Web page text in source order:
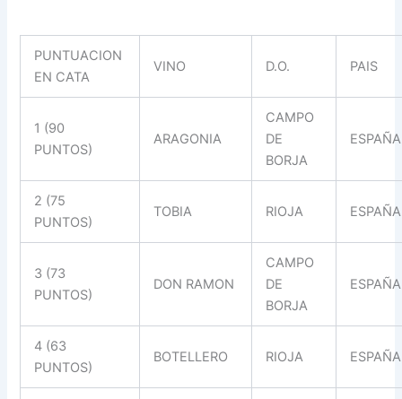
PUNTUACION
EN CATA
VINO D.O. PAIS
1 (90
PUNTOS)
ARAGONIA
CAMPO
DE
BORJA
ESPAÑA
2 (75
PUNTOS)
TOBIA RIOJA ESPAÑA
3 (73
PUNTOS)
DON RAMON
CAMPO
DE
BORJA
ESPAÑA
4 (63
PUNTOS)
BOTELLERO RIOJA ESPAÑA